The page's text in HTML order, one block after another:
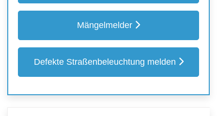
Mängelmelder
Defekte Straßenbeleuchtung melden